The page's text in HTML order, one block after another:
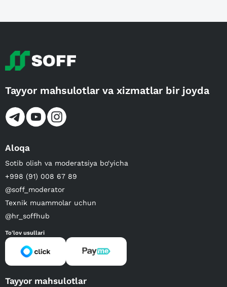
Tayyor mahsulotlar va xizmatlar bir joyda
Aloqa
Sotib olish va moderatsiya bo‘yicha
+998 (91) 008 67 89
@soff_moderator
Texnik muammolar uchun
@hr_soffhub
To'lov usullari
Tayyor mahsulotlar